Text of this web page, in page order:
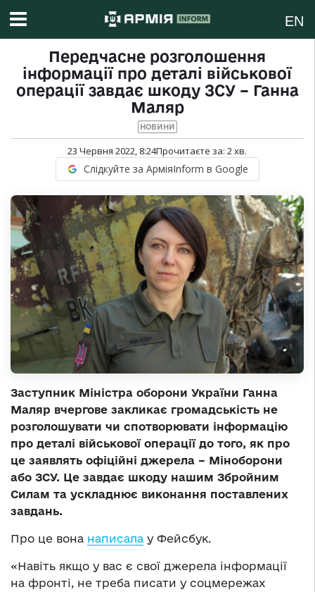
EN
Передчасне розголошення
інформації про деталі військової
операції завдає шкоду ЗСУ – Ганна
Маляр
НОВИНИ
23 Червня 2022, 8:24Прочитаєте за: 2хв.
Слідкуйте за АрміяInform в Google
Заступник Міністра оборони України Ганна
Маляр вчергове закликає громадськість не
розголошувати чи спотворювати інформацію
про деталі військової операції до того, як про
це заявлять офіційні джерела – Міноборони
або ЗСУ. Це завдає шкоду нашим Збройним
Силам та ускладнює виконання поставлених
завдань.
Про це вона написала у Фейсбук.
«Навіть якщо у вас є свої джерела інформації
на фронті, не треба писати у соцмережах